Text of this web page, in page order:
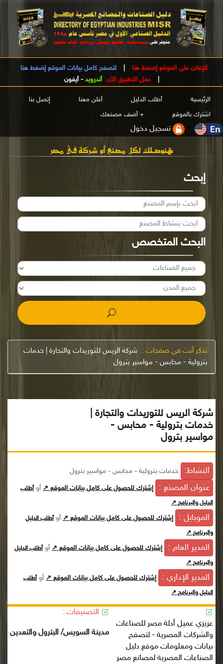
للإعلان علي الموقع إضغط هنا
لتصفح كامل بيانات الموقع إضغط هنا
حمل التطبيق الآن أندرويد - أيفون
الرئيسية أطلب الدليل أعلن معنا
إتصل بنا
اشترك بالموقع
+ أضف مصنعك
تسجيل دخول
إبحث
البحث المتخصص
تذكر أنت في صفحات :
شركة الريس للتوريدات والتجارة | خدمات
بترولية - محابس - مواسير بترول
شركة الريس للتوريدات والتجارة |
خدمات بترولية - محابس -
مواسير بترول
النشاط: خدمات بترولية - محابس - مواسير بترول
عنوان المصنع : إشترك للحصول على كامل بيانات الموقع ↗ أو أطلب
الدليل والبرنامج ↗
الموبايل : إشترك للحصول على كامل بيانات الموقع ↗ أو أطلب الدليل
والبرنامج ↗
المدير العام : إشترك للحصول على كامل بيانات الموقع ↗ أو أطلب الدليل
والبرنامج ↗
المدير الإداري : إشترك للحصول على كامل بيانات الموقع ↗ أو أطلب
الدليل والبرنامج ↗
التصنيفات :
مدينة السويس/ البترول والتعدين
عزيزي عميل أدلة مصر للصناعات
والشركات المصرية - لتصفح
بيانات ومعلومات موقع دليل
الصناعات المصرية لمصانع مصر